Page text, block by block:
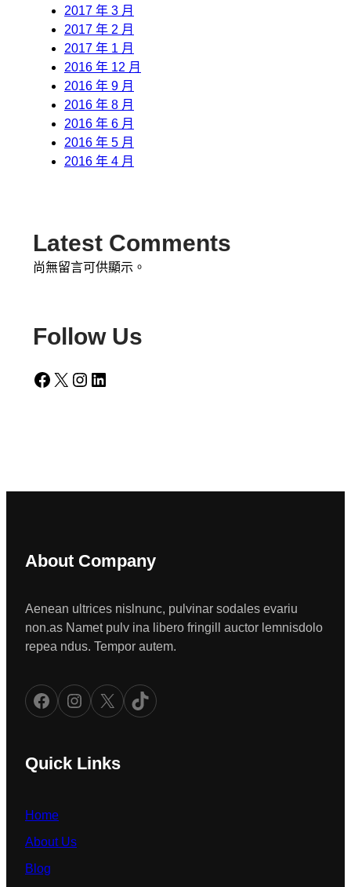
2017 年 3 月
2017 年 2 月
2017 年 1 月
2016 年 12 月
2016 年 9 月
2016 年 8 月
2016 年 6 月
2016 年 5 月
2016 年 4 月
Latest Comments
尚無留言可供顯示。
Follow Us
Facebook X Instagram LinkedIn
About Company
Aenean ultrices nislnunc, pulvinar sodales evariu
non.as Namet pulv ina libero fringill auctor lemnisdolo
repea ndus. Tempor autem.
Facebook Instagram X TikTok
Quick Links
Home
About Us
Blog